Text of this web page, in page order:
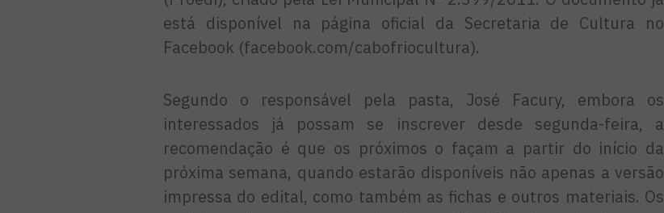
está disponível na página oficial da Secretaria de Cultura no
Facebook (facebook.com/cabofriocultura).
Segundo o responsável pela pasta, José Facury, embora os
interessados já possam se inscrever desde segunda-feira, a
recomendação é que os próximos o façam a partir do início da
próxima semana, quando estarão disponíveis não apenas a versão
impressa do edital, como também as fichas e outros materiais. Os